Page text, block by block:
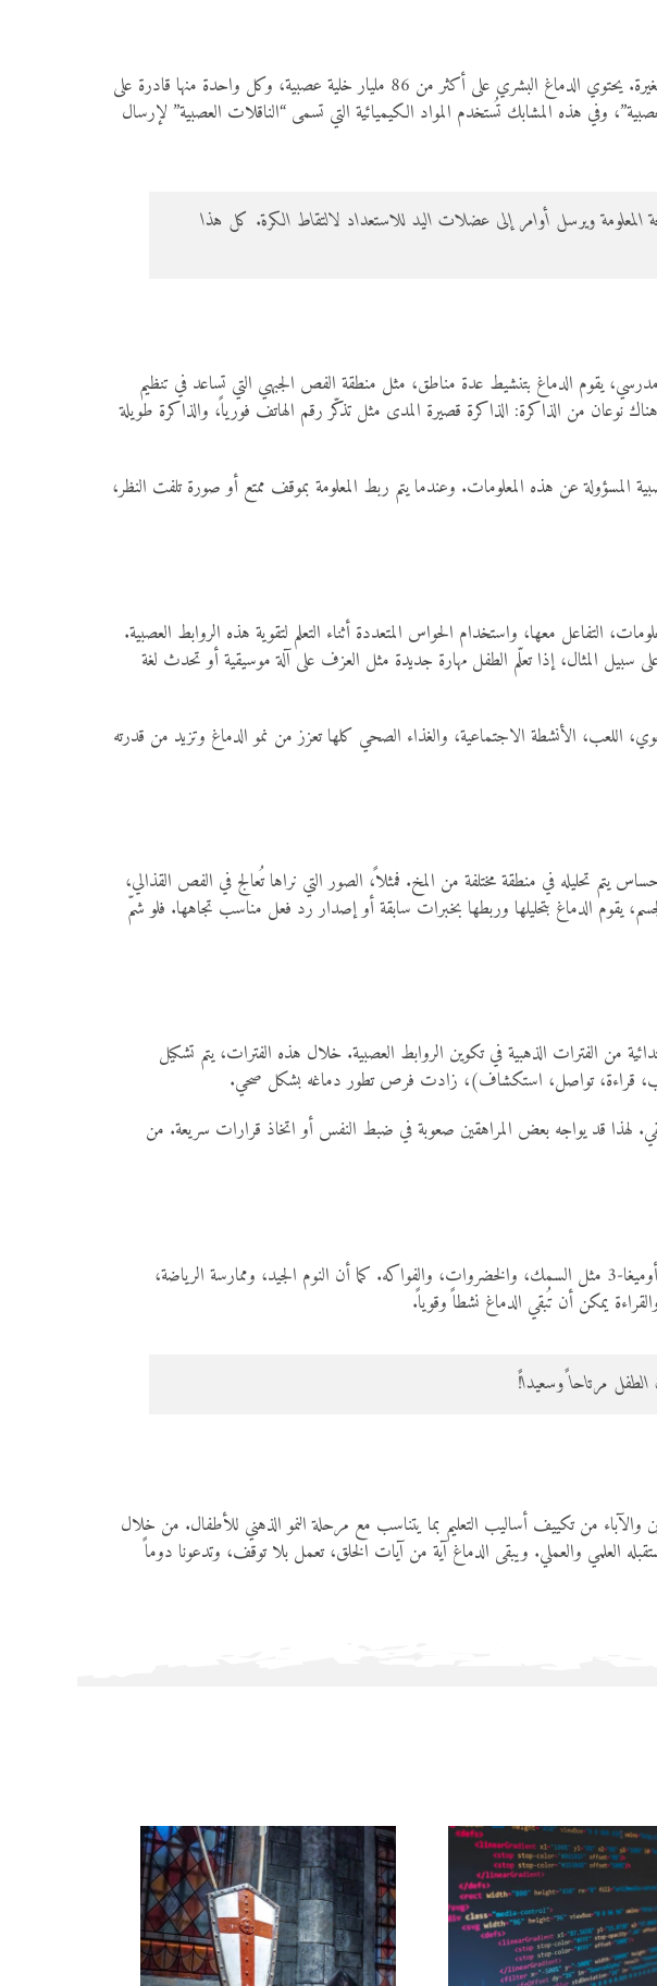
الدماغ يعمل عن طريق شبكة معقدة جداً من الخلايا العصبية (Neurons) التي يمكن تشبيهها بالأسلاك الكهربائية الصغيرة. يحتوي الدماغ البشري على أكثر من 86 مليار خلية عصبية، وكل واحدة منها قادرة على
وفي هذه المشابك تُستخدم المواد الكيميائية التي تسمى “الناقلات العصبية” لإرسال
المعلومة ويرسل أوامر إلى عضلات اليد للاستعداد لالتقاط الكرة. كل هذا
يقوم الدماغ بتنشيط عدة مناطق، مثل منطقة الفص الجبهي التي تساعد في تنظيم
نوعان من الذاكرة: الذاكرة قصيرة المدى مثل تذكّر رقم الهاتف فورياً، والذاكرة طويلة
المسؤولة عن هذه المعلومات. وعندما يتم ربط المعلومة بموقف ممتع أو صورة تلفت النظر،
التفاعل معها، واستخدام الحواس المتعددة أثناء التعلم لتقوية هذه الروابط العصبية.
سبيل المثال، إذا تعلّم الطفل مهارة جديدة مثل العزف على آلة موسيقية أو تحدث لغة
اللعب، الأنشطة الاجتماعية، والغذاء الصحي كلها تعزز من نمو الدماغ وتزيد من قدرته
تحليله في منطقة مختلفة من المخ. فمثلاً، الصور التي نراها تُعالج في الفص القذالي،
الدماغ بتحليلها وربطها بخبرات سابقة أو إصدار رد فعل مناسب تجاهها. فلو شمّ
من الفترات الذهبية في تكوين الروابط العصبية. خلال هذه الفترات، يتم تشكيل
(لعب، قراءة، تواصل، استكشاف)، زادت فرص تطور دماغه بشكل صحي.
لهذا قد يواجه بعض المراهقين صعوبة في ضبط النفس أو اتخاذ قرارات سريعة. من
حتى يعمل الدماغ بكفاءة، يحتاج إلى عناية واهتمام. التغذية السليمة تلعب دوراً كبيراً، خاصة الأطعمة التي تحتوي على أوميغا-3 مثل السمك، والخضروات، والفواكه. كما أن النوم الجيد، وممارسة الرياضة،
يمكن أن تُبقي الدماغ نشطاً وقوياً.
الطفل مرتاحاً وسعيداً!
من تكييف أساليب التعليم بما يتناسب مع مرحلة النمو الذهني للأطفال. من خلال
العلمي والعملي. ويبقى الدماغ آية من آيات الخلق، تعمل بلا توقف، وتدعونا دوماً